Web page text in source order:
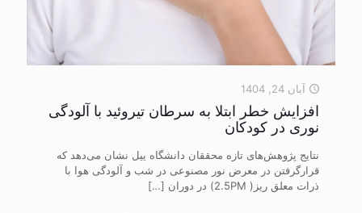
آبان 24, 1404
افزایش خطر ابتلا به سرطان تیروئید با آلودگی
نوری در کودکان
نتایج پژوهش‌های تازه محققان دانشگاه ییل نشان می‌دهد که
قرارگرفتن در معرض نور مصنوعی در شب و آلودگی هوا با
ذرات معلق ریز( 2.5PM) در دوران
[…]